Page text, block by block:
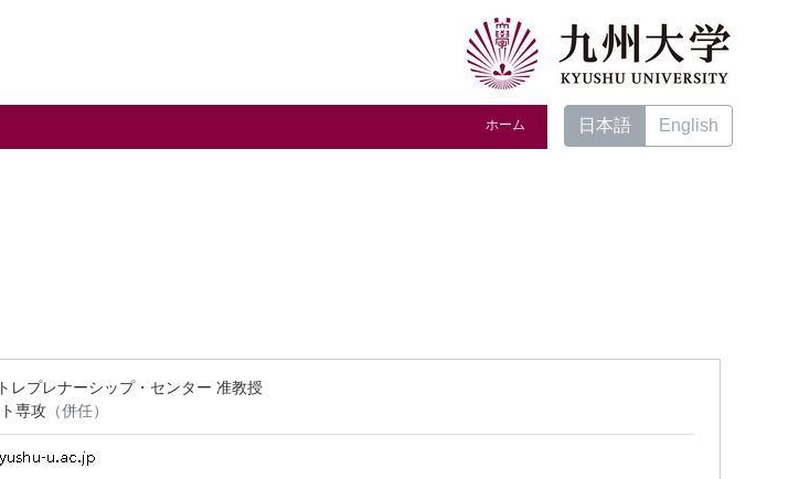
ホーム 日本語 English
レプレナーシップ・センター 准教授
専攻 （併任）